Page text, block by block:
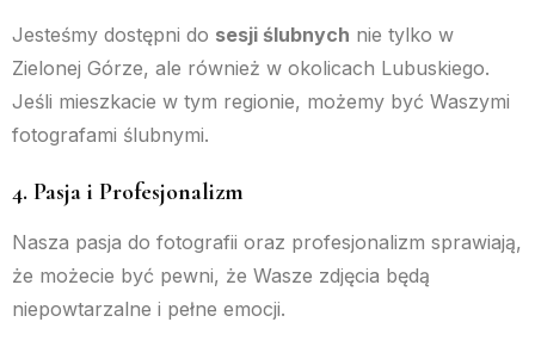
Jesteśmy dostępni do sesji ślubnych nie tylko w
Zielonej Górze, ale również w okolicach Lubuskiego.
Jeśli mieszkacie w tym regionie, możemy być Waszymi
fotografami ślubnymi.
4. Pasja i Profesjonalizm
Nasza pasja do fotografii oraz profesjonalizm sprawiają,
że możecie być pewni, że Wasze zdjęcia będą
niepowtarzalne i pełne emocji.